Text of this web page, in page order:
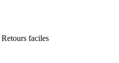
Retours faciles